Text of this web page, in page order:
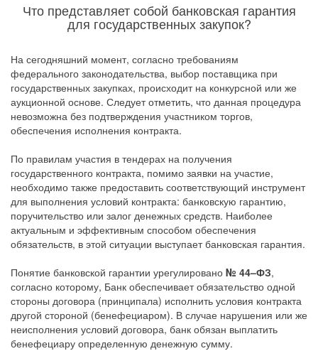
Что представляет собой банковская гарантия
для государственных закупок?
На сегодняшний момент, согласно требованиям
федерального законодательства, выбор поставщика при
государственных закупках, происходит на конкурсной или же
аукционной основе. Следует отметить, что данная процедура
невозможна без подтверждения участником торгов,
обеспечения исполнения контракта.
По правилам участия в тендерах на получения
государственного контракта, помимо заявки на участие,
необходимо также предоставить соответствующий инструмент
для выполнения условий контракта: банковскую гарантию,
поручительство или залог денежных средств. Наиболее
актуальным и эффективным способом обеспечения
обязательств, в этой ситуации выступает банковская гарантия.
Понятие банковской гарантии урегулировано № 44–ФЗ,
согласно которому, Банк обеспечивает обязательство одной
стороны договора (принципала) исполнить условия контракта
другой стороной (бенефециаром). В случае нарушения или же
неисполнения условий договора, банк обязан выплатить
бенефециару определенную денежную сумму.